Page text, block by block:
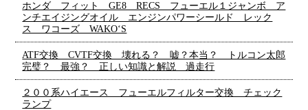
ホンダ フィット GE8 RECS フューエル１ジャンボ ア
ンチエイジングオイル エンジンパワーシールド レック
ス ワコーズ WAKO‘S
ATF交換 CVTF交換 壊れる？ 嘘？本当？ トルコン太郎
完璧？ 最強？ 正しい知識と解説 過走行
２００系ハイエース フューエルフィルター交換 チェック
ランプ